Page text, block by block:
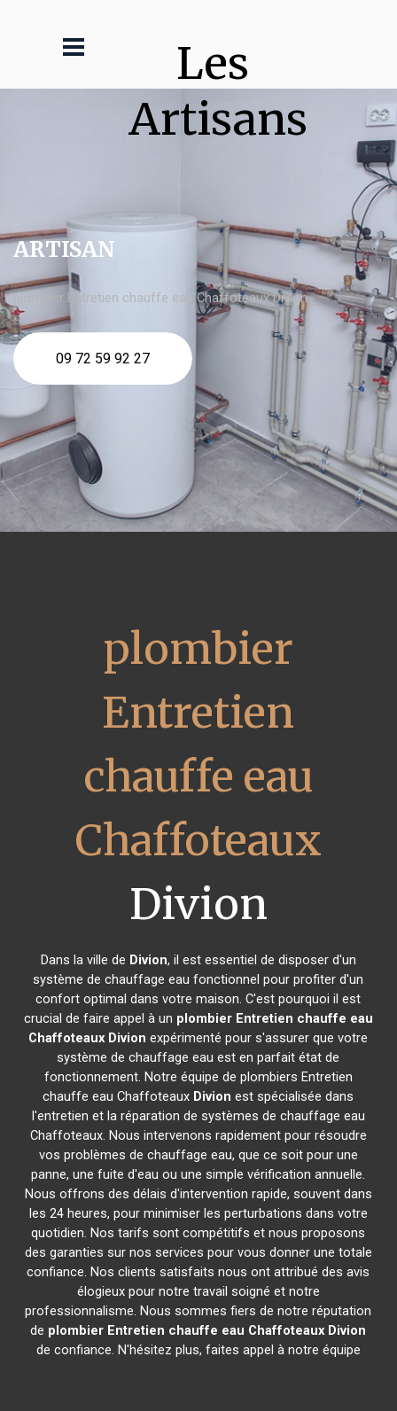
Les
Artisans
ARTISAN
plombier Entretien chauffe eau Chaffoteaux Divion
09 72 59 92 27
plombier
Entretien
chauffe eau
Chaffoteaux
Divion
Dans la ville de Divion, il est essentiel de disposer d'un
système de chauffage eau fonctionnel pour profiter d'un
confort optimal dans votre maison. C'est pourquoi il est
crucial de faire appel à un plombier Entretien chauffe eau
Chaffoteaux Divion expérimenté pour s'assurer que votre
système de chauffage eau est en parfait état de
fonctionnement. Notre équipe de plombiers Entretien
chauffe eau Chaffoteaux Divion est spécialisée dans
l'entretien et la réparation de systèmes de chauffage eau
Chaffoteaux. Nous intervenons rapidement pour résoudre
vos problèmes de chauffage eau, que ce soit pour une
panne, une fuite d'eau ou une simple vérification annuelle.
Nous offrons des délais d'intervention rapide, souvent dans
les 24 heures, pour minimiser les perturbations dans votre
quotidien. Nos tarifs sont compétitifs et nous proposons
des garanties sur nos services pour vous donner une totale
confiance. Nos clients satisfaits nous ont attribué des avis
élogieux pour notre travail soigné et notre
professionnalisme. Nous sommes fiers de notre réputation
de plombier Entretien chauffe eau Chaffoteaux Divion
de confiance. N'hésitez plus, faites appel à notre équipe